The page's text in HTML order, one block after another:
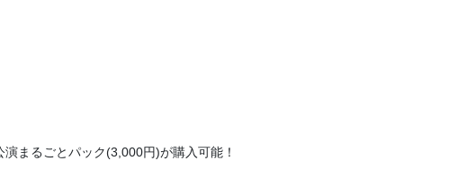
まるごとパック(3,000円)が購入可能！